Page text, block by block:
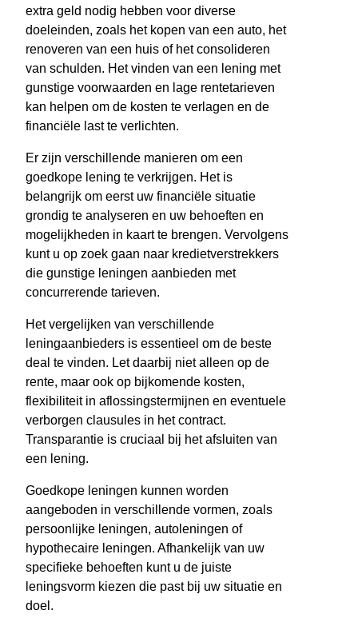
extra geld nodig hebben voor diverse
doeleinden, zoals het kopen van een auto, het
renoveren van een huis of het consolideren
van schulden. Het vinden van een lening met
gunstige voorwaarden en lage rentetarieven
kan helpen om de kosten te verlagen en de
financiële last te verlichten.
Er zijn verschillende manieren om een
goedkope lening te verkrijgen. Het is
belangrijk om eerst uw financiële situatie
grondig te analyseren en uw behoeften en
mogelijkheden in kaart te brengen. Vervolgens
kunt u op zoek gaan naar kredietverstrekkers
die gunstige leningen aanbieden met
concurrerende tarieven.
Het vergelijken van verschillende
leningaanbieders is essentieel om de beste
deal te vinden. Let daarbij niet alleen op de
rente, maar ook op bijkomende kosten,
flexibiliteit in aflossingstermijnen en eventuele
verborgen clausules in het contract.
Transparantie is cruciaal bij het afsluiten van
een lening.
Goedkope leningen kunnen worden
aangeboden in verschillende vormen, zoals
persoonlijke leningen, autoleningen of
hypothecaire leningen. Afhankelijk van uw
specifieke behoeften kunt u de juiste
leningsvorm kiezen die past bij uw situatie en
doel.